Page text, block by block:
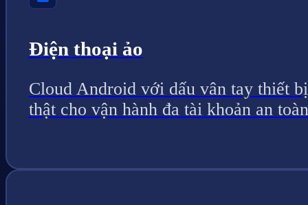
Điện thoại ảo
Cloud Android với dấu vân tay thiết bị
thật cho vận hành đa tài khoản an